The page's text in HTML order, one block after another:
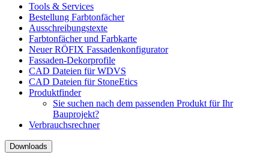
Tools & Services
Bestellung Farbtonfächer
Ausschreibungstexte
Farbtonfächer und Farbkarte
Neuer RÖFIX Fassadenkonfigurator
Fassaden-Dekorprofile
CAD Dateien für WDVS
CAD Dateien für StoneEtics
Produktfinder
Sie suchen nach dem passenden Produkt für Ihr
Bauprojekt?
Verbrauchsrechner
Downloads